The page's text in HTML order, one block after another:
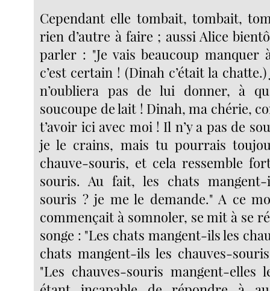
Cependant elle tombait, tombait,
rien d’autre à faire ; aussi Alice
parler : "Je vais beaucoup manquer
c’est certain ! (Dinah c’était la chatte.)
n’oubliera pas de lui donner, à
soucoupe de lait ! Dinah, ma chérie,
t’avoir ici avec moi ! Il n’y a pas de
je le crains, mais tu pourrais
chauve-souris, et cela ressemble
souris. Au fait, les chats
souris ? je me le demande." A ce
commençait à somnoler, se mit à se
songe : "Les chats mangent-ils les
chats mangent-ils les chauves-
"Les chauves-souris mangent-elles